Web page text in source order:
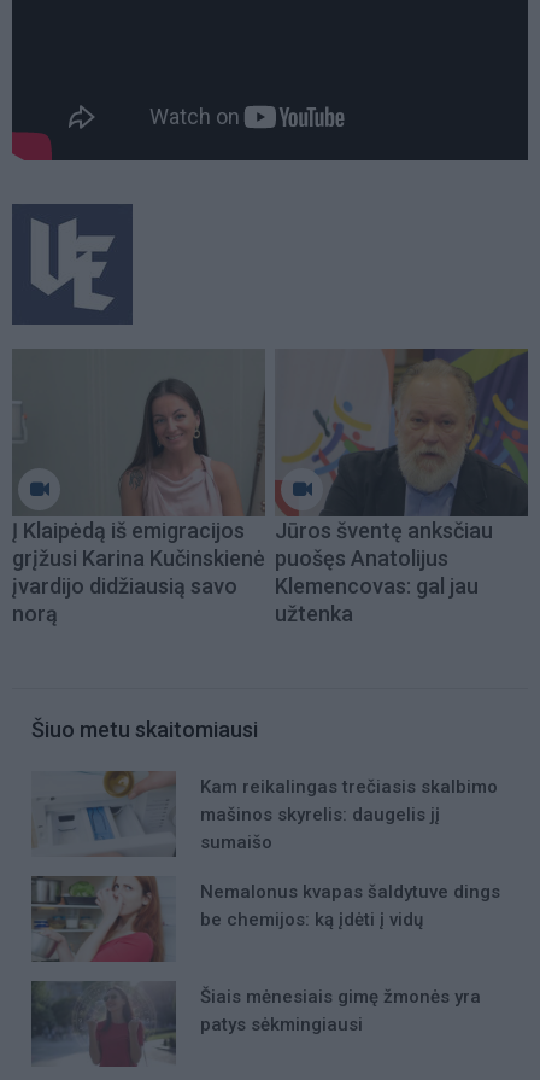
Į Klaipėdą iš emigracijos
grįžusi Karina Kučinskienė
įvardijo didžiausią savo
norą
Jūros šventę anksčiau
puošęs Anatolijus
Klemencovas: gal jau
užtenka
Šiuo metu skaitomiausi
Kam reikalingas trečiasis skalbimo
mašinos skyrelis: daugelis jį
sumaišo
Nemalonus kvapas šaldytuve dings
be chemijos: ką įdėti į vidų
Šiais mėnesiais gimę žmonės yra
patys sėkmingiausi